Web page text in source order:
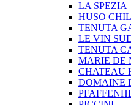
LA SPEZIA
HUSO
TENUTA
LE VIN
TENUTA
MARIE DE
CHATEAU
DOMAINE